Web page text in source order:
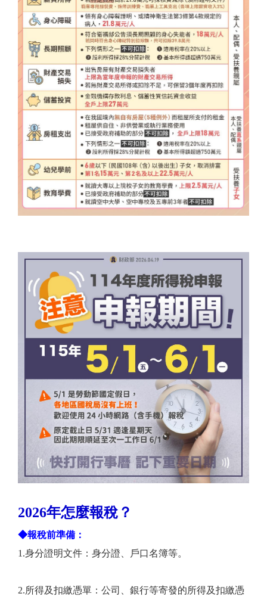
2026年怎麼報稅？
◆報稅前準備：
1.身分證明文件：身分證、戶口名簿等。
2.所得及扣繳憑單：公司、銀行等寄發的所得及扣繳憑